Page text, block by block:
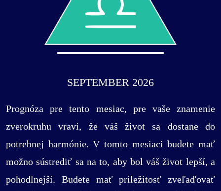
SEPTEMBER 2026
Prognóza pre tento mesiac, pre vaše znamenie
zverokruhu vraví, že váš život sa dostane do
potrebnej harmónie. V tomto mesiaci budete mať
možno sústrediť sa na to, aby bol váš život lepší, a
pohodlnejší. Budete mať príležitosť zveľaďovať